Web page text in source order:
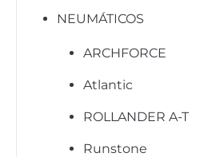
NEUMÁTICOS
ARCHFORCE
Atlantic
ROLLANDER A-T
Runstone